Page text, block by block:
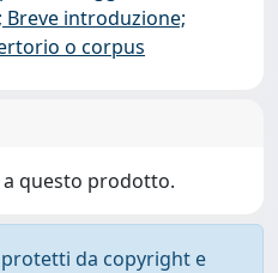
introduzione;
o corpus
questo prodotto.
da copyright e